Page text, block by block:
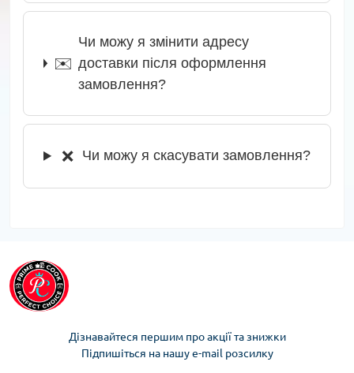
✉️
Чи можу я змінити адресу
доставки після оформлення
замовлення?
❌ Чи можу я скасувати замовлення?
Дізнавайтеся першим про акції та знижки
Підпишіться на нашу e-mail розсилку